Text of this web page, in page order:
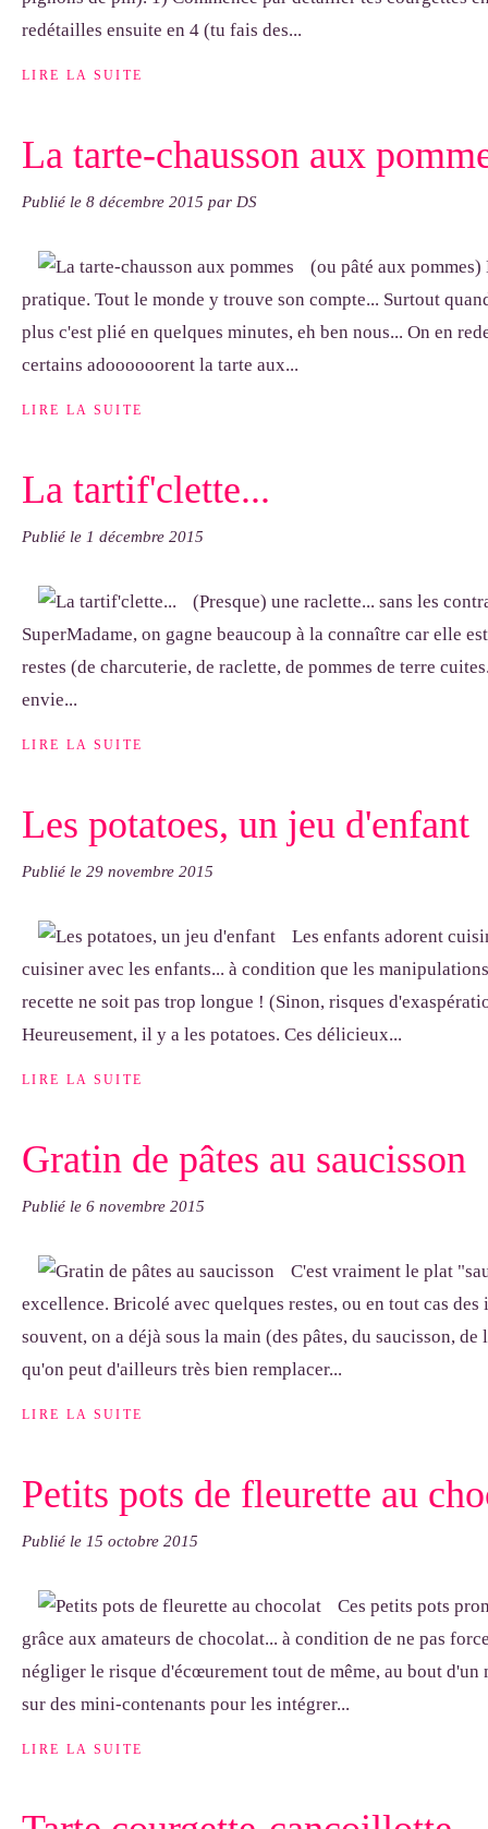
redétailles ensuite en 4 (tu fais des...
LIRE LA SUITE
La tarte-chausson aux
Publié le 8 décembre 2015 par DS
(ou pâté aux
pratique. Tout le monde y trouve son compte... Surtout
plus c'est plié en quelques minutes, eh ben nous... On en
certains adoooooorent la tarte aux...
LIRE LA SUITE
La tartif'clette...
Publié le 1 décembre 2015
(Presque) une raclette... sans les
SuperMadame, on gagne beaucoup à la connaître car elle
restes (de charcuterie, de raclette, de pommes de terre
envie...
LIRE LA SUITE
Les potatoes, un jeu d'enfant
Publié le 29 novembre 2015
Les enfants adorent
cuisiner avec les enfants... à condition que les
recette ne soit pas trop longue ! (Sinon, risques
Heureusement, il y a les potatoes. Ces délicieux...
LIRE LA SUITE
Gratin de pâtes au saucisson
Publié le 6 novembre 2015
C'est vraiment le plat
excellence. Bricolé avec quelques restes, ou en tout cas des
souvent, on a déjà sous la main (des pâtes, du saucisson, de
qu'on peut d'ailleurs très bien remplacer...
LIRE LA SUITE
Petits pots de fleurette au
Publié le 15 octobre 2015
Ces petits pots
grâce aux amateurs de chocolat... à condition de ne pas
négliger le risque d'écœurement tout de même, au bout
sur des mini-contenants pour les intégrer...
LIRE LA SUITE